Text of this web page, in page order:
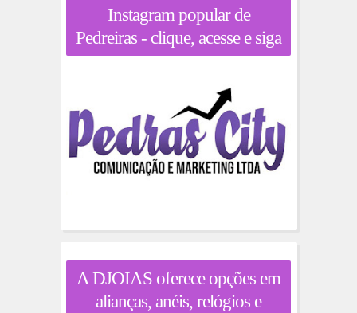
Instagram popular de
Pedreiras - clique, acesse e siga
A DJOIAS oferece opções em
alianças, anéis, relógios e